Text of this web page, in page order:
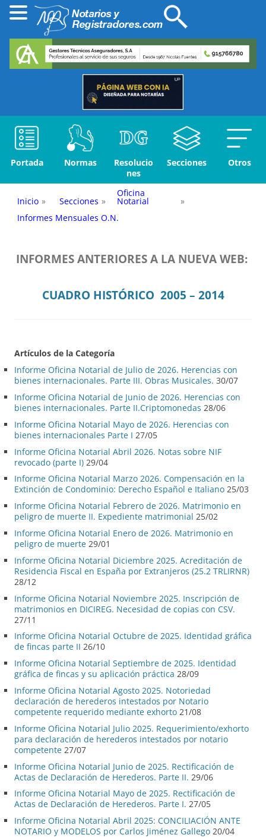
Portada Normas
Resolucio
nes
Secciones Otros
Inicio » Secciones »
Oficina
Notarial
»
Informes Mensuales O.N.
INFORMES ANTERIORES A LA NUEVA WEB:
CUADRO HISTÓRICO 2005 – 2014
Artículos de la Categoría
Informe Oficina Notarial de Julio de 2026. Herencias con
bienes internacionales. Parte III. Obras Musicales. 30/07
Informe Oficina Notarial de Junio de 2026. Herencias con
bienes internacionales. Parte II.Criptomonedas 28/06
Informe Oficina Notarial Mayo de 2026. Herencias con
bienes internacionales Parte I 27/05
Informe Oficina Notarial Abril 2026. Notas sobre NIF
revocado (parte I) 29/04
Informe Oficina Notarial Marzo 2026. Compensación en la
Extinción de Condominio: Derecho Español e Italiano 25/03
Informe Oficina Notarial Febrero de 2026. Matrimonio en
peligro de muerte II. Expediente matrimonial 25/02
Informe Oficina Notarial Enero de 2026. Matrimonio en
peligro de muerte 29/01
Informe Oficina Notarial Diciembre 2025. Acreditación de
Residencia Fiscal en España por Extranjeros (25.2 TRLIRNR)
28/12
Informe Oficina Notarial Noviembre 2025. Inscripción de
matrimonios en DICIREG. Necesidad de copias con CSV.
27/11
Informe Oficina Notarial Octubre de 2025. Identidad gráfica
de fincas parte II 26/10
Informe Oficina Notarial Septiembre de 2025. Identidad
gráfica de fincas y su aplicación práctica 28/09
Informe Oficina Notarial Agosto 2025. Notoriedad
declaración de herederos intestados por Notario
competente requerido mediante exhorto 21/08
Informe Oficina Notarial Julio 2025. Requerimiento/exhorto
para declaración de herederos intestados por notario
competente 27/07
Informe Oficina Notarial Junio de 2025. Rectificación de
Actas de Declaración de Herederos. Parte II. 29/06
Informe Oficina Notarial Mayo de 2025. Rectificación de
Actas de Declaración de Herederos. Parte I. 27/05
Informe Oficina Notarial Abril 2025: CONCILIACIÓN ANTE
NOTARIO y MODELOS por Carlos Jiménez Gallego 20/04